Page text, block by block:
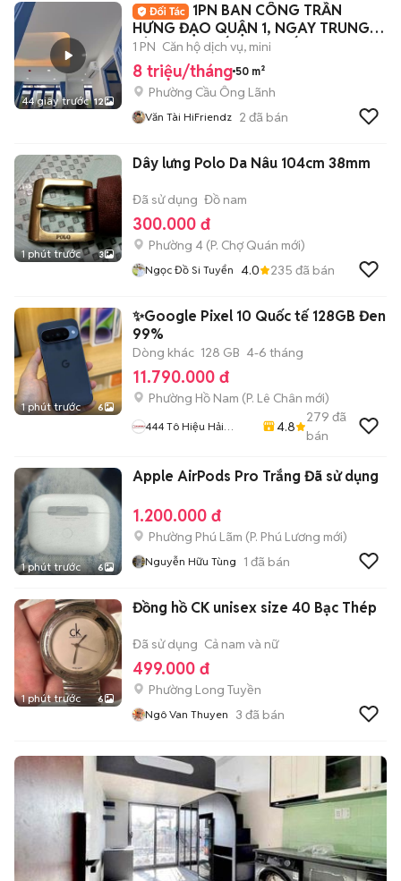
44 giây trước 12
1PN BAN CÔNG TRẦN
HƯNG ĐẠO QUẬN 1, NGAY TRUNG
TÂM, NỘI THẤT CAO CẤP
1 PN Căn hộ dịch vụ, mini
8 triệu/tháng 50 m²
Phường Cầu Ông Lãnh
Văn Tài HiFriendz 2 đã bán
1 phút trước 3
Dây lưng Polo Da Nâu 104cm 38mm
Đã sử dụng Đồ nam
300.000 đ
Phường 4 (P. Chợ Quán mới)
Ngọc Đồ Si Tuyển 4.0 235 đã bán
1 phút trước 6
✨Google Pixel 10 Quốc tế 128GB Đen
99%
Dòng khác 128 GB 4-6 tháng
11.790.000 đ
Phường Hồ Nam (P. Lê Chân mới)
444 Tô Hiệu Hải
4.8
279 đã
bán
1 phút trước 6
Apple AirPods Pro Trắng Đã sử dụng
1.200.000 đ
Phường Phú Lãm (P. Phú Lương mới)
Nguyễn Hữu Tùng 1 đã bán
1 phút trước 6
Đồng hồ CK unisex size 40 Bạc Thép
Đã sử dụng Cả nam và nữ
499.000 đ
Phường Long Tuyền
Ngô Van Thuyen 3 đã bán